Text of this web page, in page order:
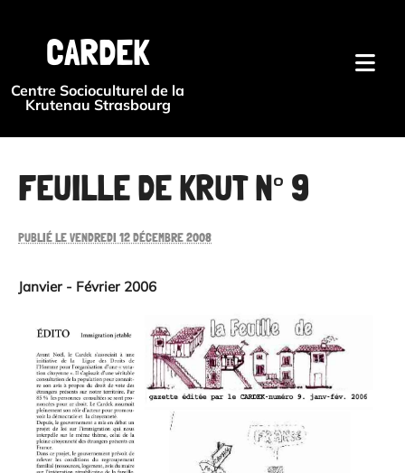
CARDEK
Centre Socioculturel de la
Krutenau Strasbourg
FEUILLE DE KRUT N° 9
PUBLIÉ LE VENDREDI 12 DÉCEMBRE 2008
Janvier - Février 2006